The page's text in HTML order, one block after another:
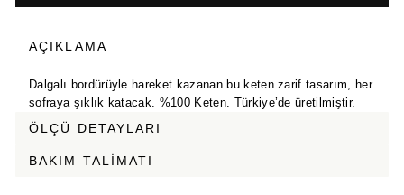
AÇIKLAMA
Dalgalı bordürüyle hareket kazanan bu keten zarif tasarım, her
sofraya şıklık katacak. %100 Keten. Türkiye’de üretilmiştir.
ÖLÇÜ DETAYLARI
BAKIM TALIMATI